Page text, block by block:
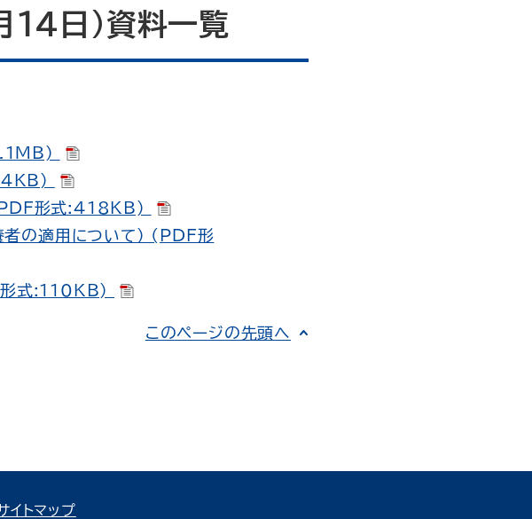
日）資料一覧
形式:418KB)
の適用について） (PDF形
形式:110KB)
このページの先頭へ
イトマップ